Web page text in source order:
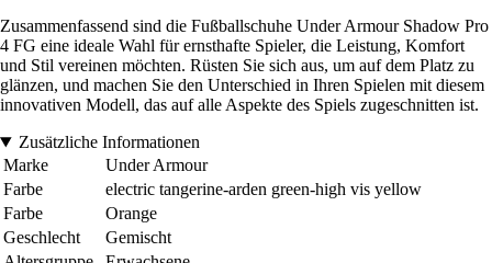
Zusammenfassend sind die Fußballschuhe Under Armour Shadow Pro
4 FG eine ideale Wahl für ernsthafte Spieler, die Leistung, Komfort
und Stil vereinen möchten. Rüsten Sie sich aus, um auf dem Platz zu
glänzen, und machen Sie den Unterschied in Ihren Spielen mit diesem
innovativen Modell, das auf alle Aspekte des Spiels zugeschnitten ist.
Zusätzliche Informationen
Marke
Under Armour
Farbe
electric tangerine-arden green-high vis yellow
Farbe
Orange
Geschlecht
Gemischt